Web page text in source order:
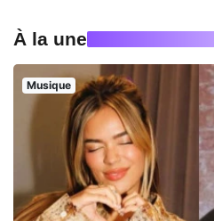
À la une
Musique